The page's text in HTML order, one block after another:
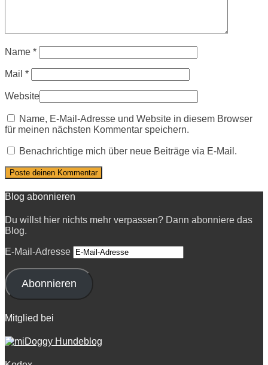
Name *
Mail *
Website
Name, E-Mail-Adresse und Website in diesem Browser
für meinen nächsten Kommentar speichern.
Benachrichtige mich über neue Beiträge via E-Mail.
Blog abonnieren
Du willst hier nichts mehr verpassen? Dann abonniere das
Blog.
E-Mail-Adresse
Abonnieren
Mitglied bei